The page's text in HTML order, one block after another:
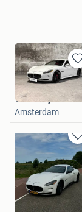
in
Mijn
Troostwijk
Amsterdam
in
Mijn
Lucas Van der
Waalwijk